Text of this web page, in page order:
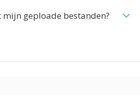
geploade bestanden?